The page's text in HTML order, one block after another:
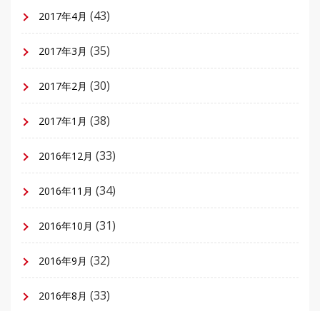
2017年4月 (43)
2017年3月 (35)
2017年2月 (30)
2017年1月 (38)
2016年12月 (33)
2016年11月 (34)
2016年10月 (31)
2016年9月 (32)
2016年8月 (33)